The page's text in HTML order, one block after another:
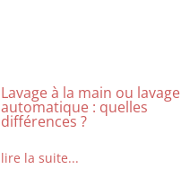
Lavage à la main ou lavage
automatique : quelles
différences ?
lire la suite...